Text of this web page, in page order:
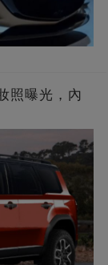
照曝光，內